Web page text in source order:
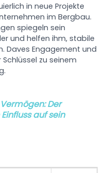
in neue Projekte
im Bergbau.
spiegeln sein
und helfen ihm, stabile
Daves Engagement und
zu seinem
Der
auf sein